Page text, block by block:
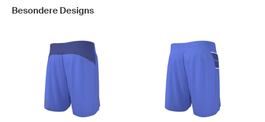
Besondere Designs